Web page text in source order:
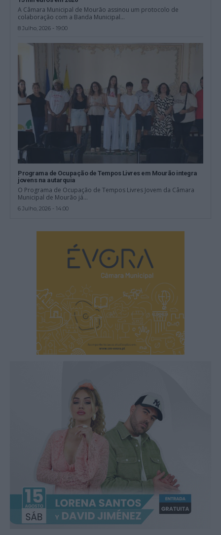
A Câmara Municipal de Mourão assinou um protocolo de
colaboração com a Banda Municipal...
8 Julho, 2026 - 19:00
Programa de Ocupação de Tempos Livres em Mourão integra
jovens na autarquia
O Programa de Ocupação de Tempos Livres Jovem da Câmara
Municipal de Mourão já...
6 Julho, 2026 - 14:00